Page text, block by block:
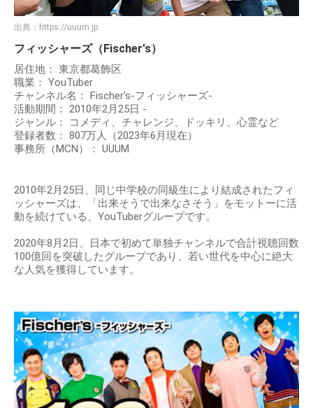
出典： https://uuum.jp
フィッシャーズ（Fischer's）
居住地： 東京都葛飾区
職業： YouTuber
チャンネル名： Fischer's-フィッシャーズ-
活動期間： 2010年2月25日 -
ジャンル： コメディ、チャレンジ、ドッキリ、心霊など
登録者数： 807万人（2023年6月現在）
事務所（MCN）： UUUM
2010年2月25日、同じ中学校の同級生により結成されたフィ
ッシャーズは、「出来そうで出来なさそう」をモットーに活
動を続けている、YouTuberグループです。
2020年8月2日、日本で初めて単独チャンネルで合計視聴回数
100億回を突破したグループであり、若い世代を中心に絶大
な人気を獲得しています。